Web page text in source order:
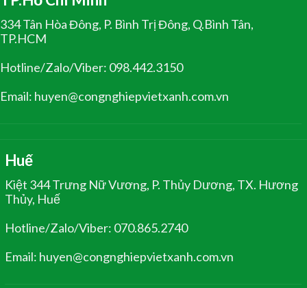
334 Tân Hòa Đông, P. Bình Trị Đông, Q.Bình Tân,
TP.HCM
Hotline/Zalo/Viber: 098.442.3150
Email: huyen@congnghiepvietxanh.com.vn
Huế
Kiệt 344 Trưng Nữ Vương, P. Thủy Dương, TX. Hương
Thủy, Huế
Hotline/Zalo/Viber: 070.865.2740
Email: huyen@congnghiepvietxanh.com.vn